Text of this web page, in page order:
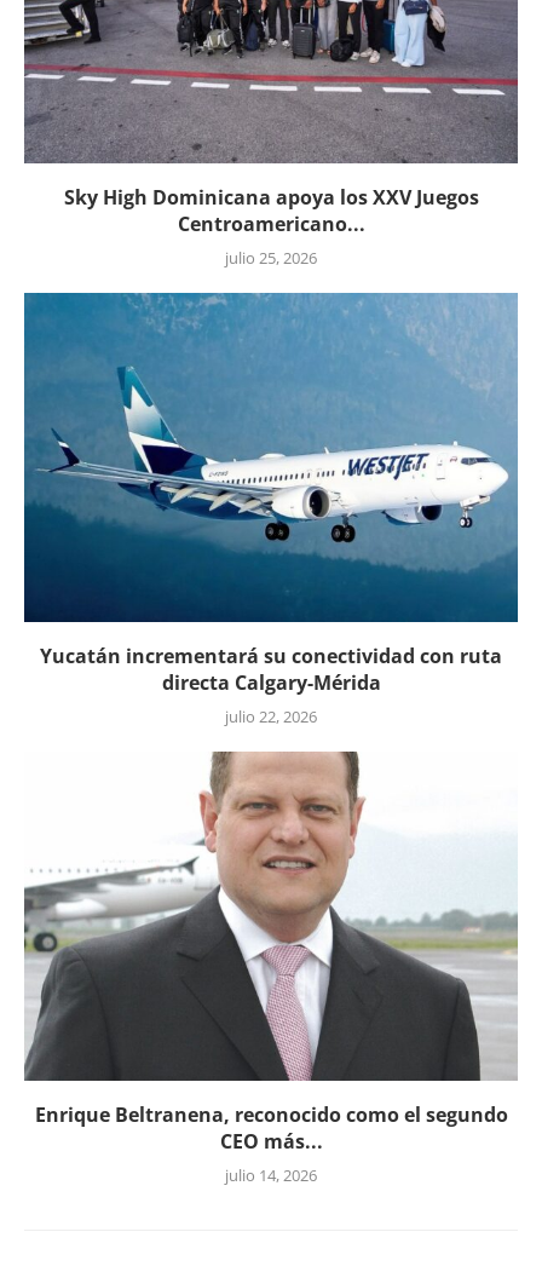
Sky High Dominicana apoya los XXV Juegos
Centroamericano...
julio 25, 2026
Yucatán incrementará su conectividad con ruta
directa Calgary-Mérida
julio 22, 2026
Enrique Beltranena, reconocido como el segundo
CEO más...
julio 14, 2026